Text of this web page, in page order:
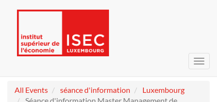
All Events
séance d'information
Luxembourg